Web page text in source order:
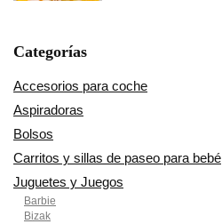
Categorías
Accesorios para coche
Aspiradoras
Bolsos
Carritos y sillas de paseo para bebé
Juguetes y Juegos
Barbie
Bizak